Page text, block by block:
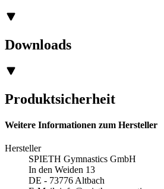
Downloads
Produktsicherheit
Weitere Informationen zum Hersteller
Hersteller
SPIETH Gymnastics GmbH
In den Weiden 13
DE - 73776 Altbach